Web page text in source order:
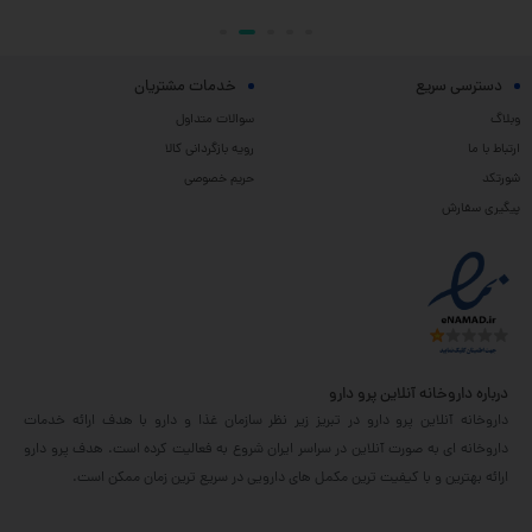
دسترسی سریع
وبلاگ
ارتباط با ما
شورتکد
پیگیری سفارش
خدمات مشتریان
سوالات متداول
رویه بازگردانی کالا
حریم خصوصی
درباره داروخانه آنلاین پرو دارو
داروخانه آنلاین پرو دارو در تبریز زیر نظر سازمان غذا و دارو با هدف ارائه خدمات
داروخانه ای به صورت آنلاین در سراسر ایران شروع به فعالیت کرده است. هدف پرو دارو
ارائه بهترین و با کیفیت ترین مکمل های دارویی در سریع ترین زمان ممکن است.